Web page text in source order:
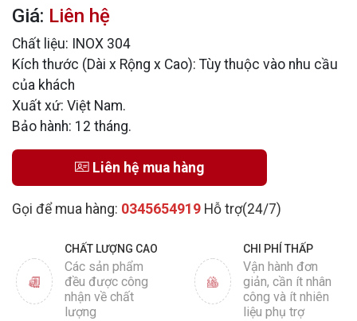
Giá: Liên hệ
Chất liệu: INOX 304
Kích thước (Dài x Rộng x Cao): Tùy thuộc vào nhu cầu
của khách
Xuất xứ: Việt Nam.
Bảo hành: 12 tháng.
Liên hệ mua hàng
Gọi để mua hàng: 0345654919 Hỗ trợ(24/7)
CHẤT LƯỢNG CAO
Các sản phẩm
đều được công
nhận về chất
lượng
CHI PHÍ THẤP
Vận hành đơn
giản, cần ít nhân
công và ít nhiên
liệu phụ trợ